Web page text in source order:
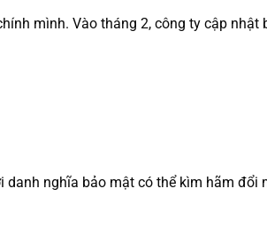
mình. Vào tháng 2, công ty cập nhật
danh nghĩa bảo mật có thể kìm hãm đổi